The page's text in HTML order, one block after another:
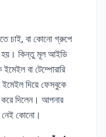
চাই, বা কোনো গ্রুপে
হয়। কিন্তু মূল আইডি
বা টেম্পোরারি
দিয়ে ফেসবুকে
দিলেন। আপনার
কোনো।